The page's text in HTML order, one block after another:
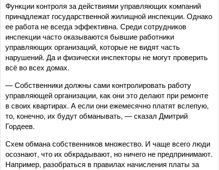
Функции контроля за действиями управляющих компаний
принадлежат государственной жилищной инспекции. Однако
ее работа не всегда эффективна. Среди сотрудников
инспекции часто оказываются бывшие работники
управляющих организаций, которые не видят часть
нарушений. Да и физически инспекторы не могут проверить
всё во всех домах.
— Собственники должны сами контролировать работу
управляющей организации, как они это делают при ремонте
в своих квартирах. А если они ежемесячно платят вслепую,
то, конечно, их будут обманывать, — сказал Дмитрий
Гордеев.
Схем обмана собственников множество. И чаще всего люди
осознают, что их обкрадывают, но ничего не предпринимают.
Например, разобраться в правилах начисления платы за